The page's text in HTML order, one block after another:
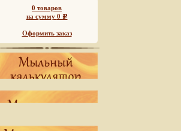
0 товаров
на сумму 0 Р
Оформить заказ